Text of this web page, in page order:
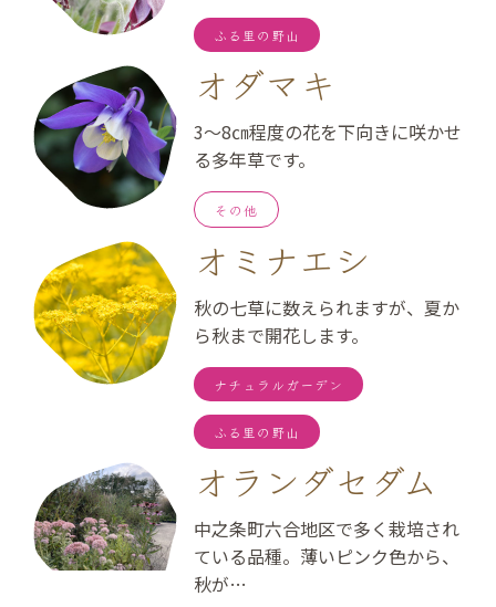
ふる里の野山
オダマキ
3～8㎝程度の花を下向きに咲かせ
る多年草です。
その他
オミナエシ
秋の七草に数えられますが、夏か
ら秋まで開花します。
ナチュラルガーデン
ふる里の野山
オランダセダム
中之条町六合地区で多く栽培され
ている品種。薄いピンク色から、
秋が…